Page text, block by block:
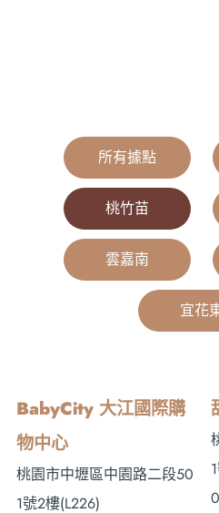
所有據點
桃竹苗
雲嘉南
宜花
BabyCity 大江國際購
物中心
桃園市中壢區中園路二段50
1號2樓(L226)